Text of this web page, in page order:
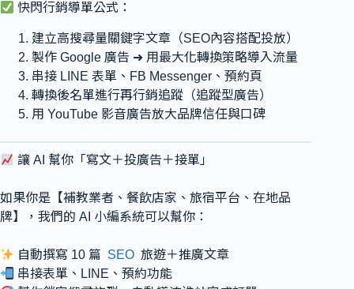
快閃行銷導單公式：
建立高搜尋量關鍵字文章（SEO內容搭配投放）
製作 Google 廣告 ➜ 用最大化轉換策略導入流量
串接 LINE 表單、FB Messenger、預約頁
轉換後名單進行再行銷追蹤（追蹤型廣告）
用 YouTube 影音廣告放大品牌信任與口碑
讓 AI 幫你「寫文＋投廣告＋接單」
如果你是【補教業者、餐飲店家、旅宿平台、在地品
牌】，我們的 AI 小編系統可以幫你：
自動撰寫 10 篇 SEO 旅遊＋推廣文章
串接表單、LINE、預約功能